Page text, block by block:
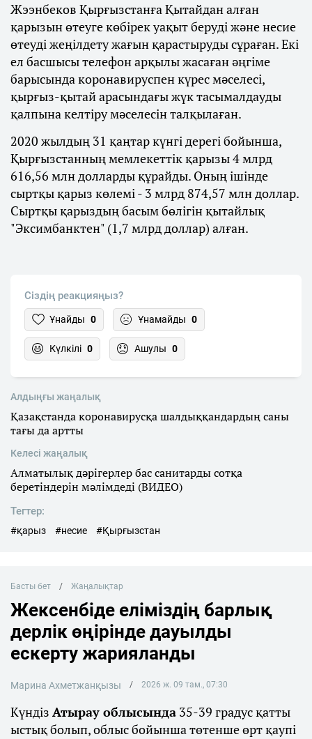
Жээнбеков Қырғызстанға Қытайдан алған
қарызын өтеуге көбірек уақыт беруді және несие
өтеуді жеңілдету жағын қарастыруды сұраған. Екі
ел басшысы телефон арқылы жасаған әңгіме
барысында коронавируспен күрес мәселесі,
қырғыз-қытай арасындағы жүк тасымалдауды
қалпына келтіру мәселесін талқылаған.
2020 жылдың 31 қаңтар күнгі дерегі бойынша,
Қырғызстанның мемлекеттік қарызы 4 млрд
616,56 млн долларды құрайды. Оның ішінде
сыртқы қарыз көлемі - 3 млрд 874,57 млн доллар.
Сыртқы қарыздың басым бөлігін қытайлық
"Эксимбанктен" (1,7 млрд доллар) алған.
Сіздің реакцияңыз?
Ұнайды 0 Ұнамайды 0
Күлкілі 0 Ашулы 0
Алдыңғы жаңалық
Қазақстанда коронавирусқа шалдыққандардың саны
тағы да артты
Келесі жаңалық
Алматылық дәрігерлер бас санитарды сотқа
беретіндерін мәлімдеді (ВИДЕО)
Тегтер:
#қарыз #несие #Қырғызстан
Басты бет Жаңалықтар
Жексенбіде еліміздің барлық
дерлік өңірінде дауылды
ескерту жарияланды
Марина Ахметжанқызы 2026 ж. 09 там., 07:30
Күндіз Атырау облысында 35-39 градус қатты
ыстық болып, облыс бойынша төтенше өрт қаупі